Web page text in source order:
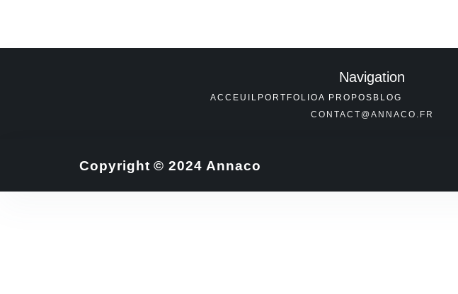
Navigation
ACCEUIL PORTFOLIOA PROPOS BLOG
CONTACT@ANNACO.FR
Copyright © 2024 Annaco